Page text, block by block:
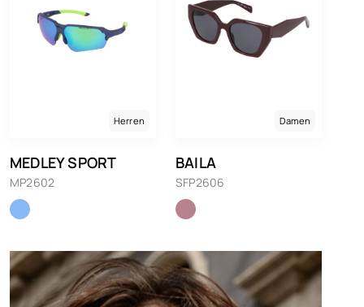
Herren
MEDLEY SPORT
MP2602
Damen
BAILA
SFP2606